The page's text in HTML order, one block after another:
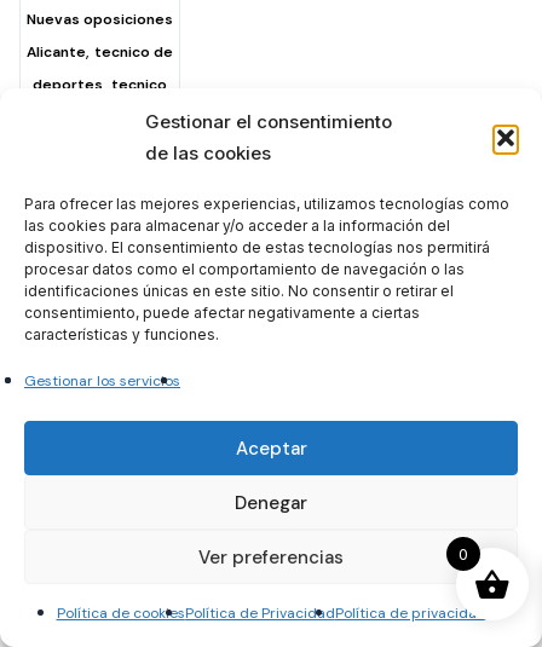
Gestionar el consentimiento
de las cookies
Para ofrecer las mejores experiencias, utilizamos tecnologías como
las cookies para almacenar y/o acceder a la información del
dispositivo. El consentimiento de estas tecnologías nos permitirá
procesar datos como el comportamiento de navegación o las
identificaciones únicas en este sitio. No consentir o retirar el
consentimiento, puede afectar negativamente a ciertas
características y funciones.
Gestionar los servicios
Aceptar
Denegar
Ver preferencias
Política de cookiesPolítica de PrivacidadPolítica de privacidad
desde
hasta
Nuevas oposiciones
Alicante tecnico de
deportes tecnico
Técnico Superior
VER
OPCIONES
Este
producto
tiene
la
120€-360€Rango
Tecnico deportes
0